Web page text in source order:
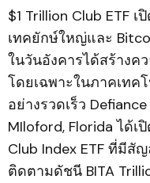
$1 Trillion Club ETF
เทคยักษ์ใหญ่และ
ในวันอังคารได้สร้างค
โดยเฉพาะในภาคเทค
อย่างรวดเร็ว
MIloford, Florida ได้เ
Club Index ETF ที่มีสั
ติดตามดัชนี BITA